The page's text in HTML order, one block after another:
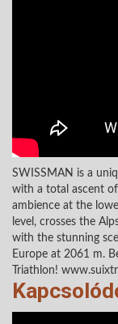
SWISSMAN is a
with a total ascent
ambience at the
level, crosses the
with the stunning
Europe at 2061 m.
Triathlon!